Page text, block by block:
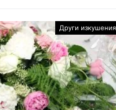
Други изкушения